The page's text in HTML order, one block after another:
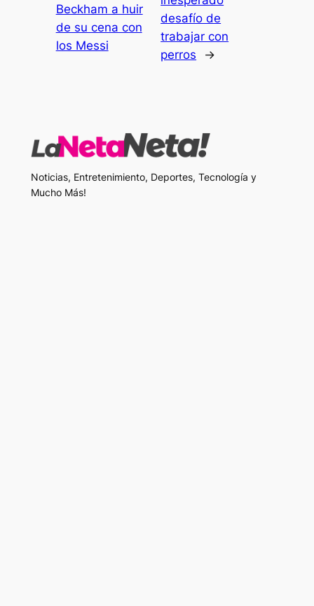
Beckham a huir
de su cena con
los Messi
desafío de
trabajar con
perros
→
Noticias, Entretenimiento, Deportes, Tecnología y
Mucho Más!